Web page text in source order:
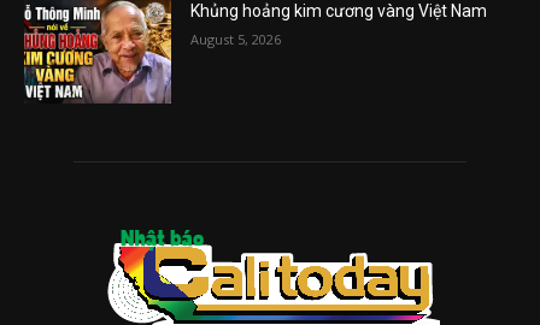
Khủng hoảng kim cương vàng Việt Nam
August 5, 2026